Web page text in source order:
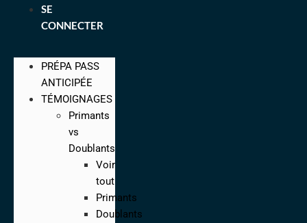
SE
CONNECTER
PRÉPA PASS
ANTICIPÉE
TÉMOIGNAGES
Primants
vs
Doublants
Voir
tout
Primants
Doublants